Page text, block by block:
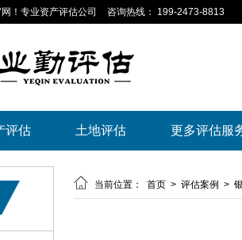
！专业资产评估公司 咨询热线： 199-2473-8813
评估 土地评估 更多评估服
 当前位置： 首页 > 评估案例 >